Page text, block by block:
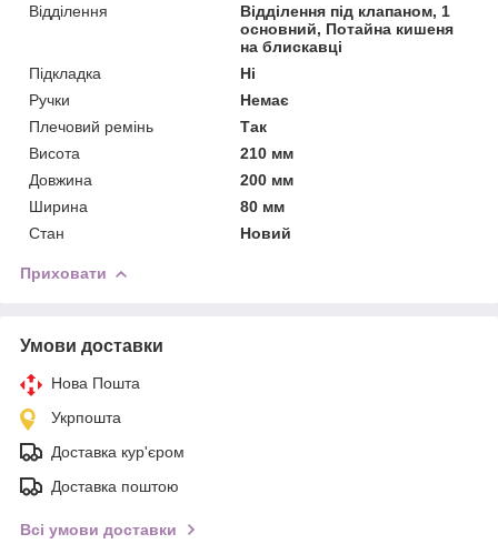
Відділення
Відділення під клапаном, 1
основний, Потайна кишеня
на блискавці
Підкладка
Ні
Ручки
Немає
Плечовий ремінь
Так
Висота
210 мм
Довжина
200 мм
Ширина
80 мм
Стан
Новий
Приховати
Умови доставки
Нова Пошта
Укрпошта
Доставка кур'єром
Доставка поштою
Всі умови доставки